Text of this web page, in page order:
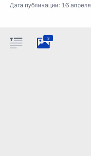
Дата публикации: 16
3